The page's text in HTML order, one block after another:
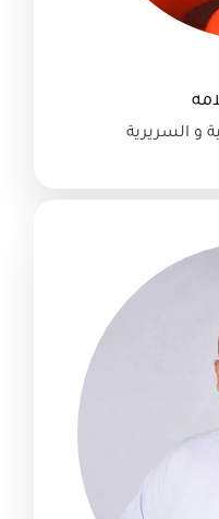
و السريرية